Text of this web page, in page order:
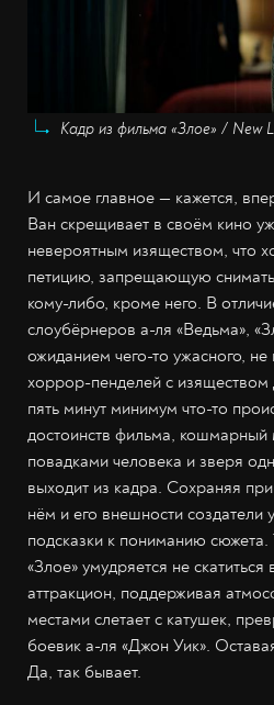
Кадр из фильма «Злое» / New
И самое главное — кажется,
Ван скрещивает в своём кино
невероятным изяществом, что
петицию, запрещающую снимать
кому-либо, кроме него. В
слоубёрнеров а-ля «Ведьма»,
ожиданием чего-то ужасного, не
хоррор-пенделей с
пять минут минимум что-то
достоинств фильма, кошмарный
повадками человека и зверя
выходит из кадра. Сохраняя
нём и его внешности создатели
подсказки к пониманию сюжета.
«Злое» умудряется не
аттракцион, поддерживая
местами слетает с катушек,
боевик а-ля «Джон Уик».
Да, так бывает.